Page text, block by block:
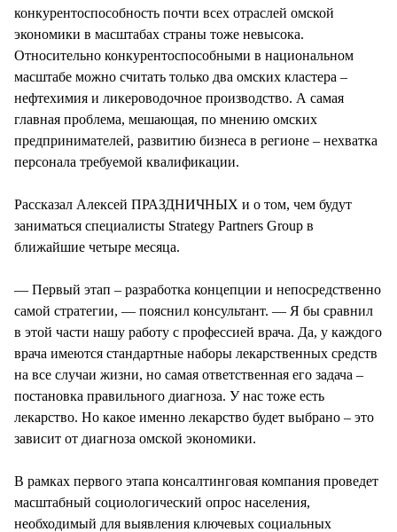
конкурентоспособность почти всех отраслей омской
экономики в масштабах страны тоже невысока.
Относительно конкурентоспособными в национальном
масштабе можно считать только два омских кластера –
нефтехимия и ликероводочное производство. А самая
главная проблема, мешающая, по мнению омских
предпринимателей, развитию бизнеса в регионе – нехватка
персонала требуемой квалификации.
Рассказал Алексей ПРАЗДНИЧНЫХ и о том, чем будут
заниматься специалисты Strategy Partners Group в
ближайшие четыре месяца.
— Первый этап – разработка концепции и непосредственно
самой стратегии, — пояснил консультант. — Я бы сравнил
в этой части нашу работу с профессией врача. Да, у каждого
врача имеются стандартные наборы лекарственных средств
на все случаи жизни, но самая ответственная его задача –
постановка правильного диагноза. У нас тоже есть
лекарство. Но какое именно лекарство будет выбрано – это
зависит от диагноза омской экономики.
В рамках первого этапа консалтинговая компания проведет
масштабный социологический опрос населения,
необходимый для выявления ключевых социальных